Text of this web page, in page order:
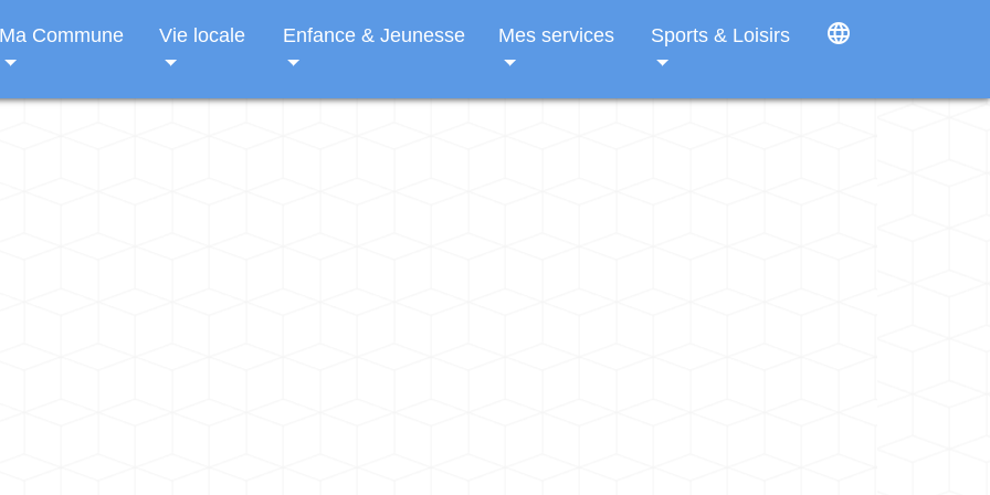
Ma Commune Vie locale Enfance & Jeunesse Mes services Sports & Loisirs language